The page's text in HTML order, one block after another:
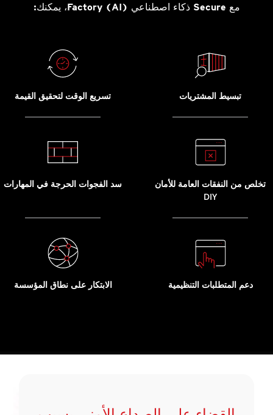
مع Secure ذكاء اصطناعي (AI) Factory، يمكنك:
تبسيط المشتريات تسريع الوقت لتحقيق القيمة
تخلص من النفقات العامة للأمان
DIY
سد الفجوات الحرجة في المهارات
دعم المتطلبات التنظيمية الابتكار على نطاق المؤسسة